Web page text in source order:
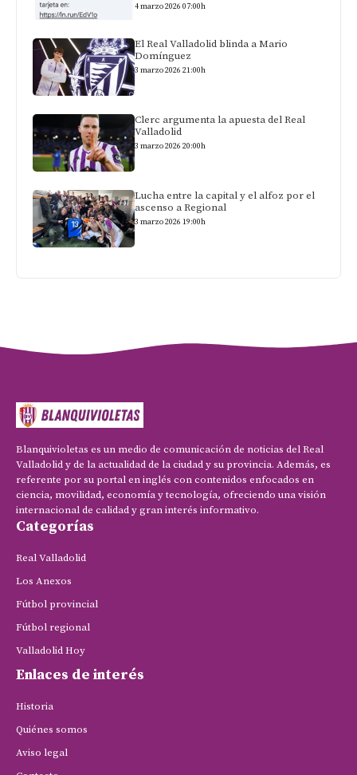
4 marzo 2026 07:00h
El Real Valladolid blinda a Mario
Domínguez
3 marzo 2026 21:00h
Clerc argumenta la apuesta del Real
Valladolid
3 marzo 2026 20:00h
Lucha entre la capital y el alfoz por el
ascenso a Regional
3 marzo 2026 19:00h
Blanquivioletas es un medio de comunicación de noticias del Real
Valladolid y de la actualidad de la ciudad y su provincia. Además, es
referente por su portal en inglés con contenidos enfocados en
ciencia, movilidad, economía y tecnología, ofreciendo una visión
internacional de calidad y gran interés informativo.
Categorías
Real Valladolid
Los Anexos
Fútbol provincial
Fútbol regional
Valladolid Hoy
Enlaces de interés
Historia
Quiénes somos
Aviso legal